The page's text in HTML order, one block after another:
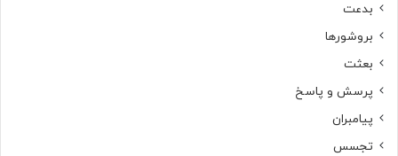
بدعت
بروشورها
بعثت
پرسش و پاسخ
پیامبران
تجسس